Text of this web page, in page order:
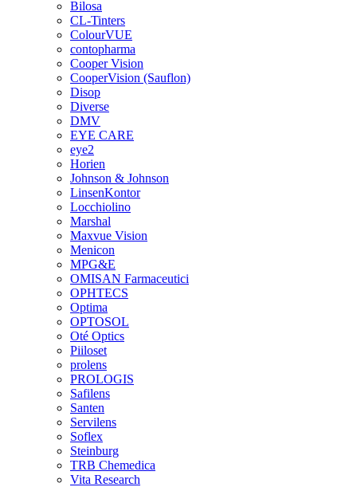
Bilosa
CL-Tinters
ColourVUE
contopharma
Cooper Vision
CooperVision (Sauflon)
Disop
Diverse
DMV
EYE CARE
eye2
Horien
Johnson & Johnson
LinsenKontor
Locchiolino
Marshal
Maxvue Vision
Menicon
MPG&E
OMISAN Farmaceutici
OPHTECS
Optima
OPTOSOL
Oté Optics
Piiloset
prolens
PROLOGIS
Safilens
Santen
Servilens
Soflex
Steinburg
TRB Chemedica
Vita Research